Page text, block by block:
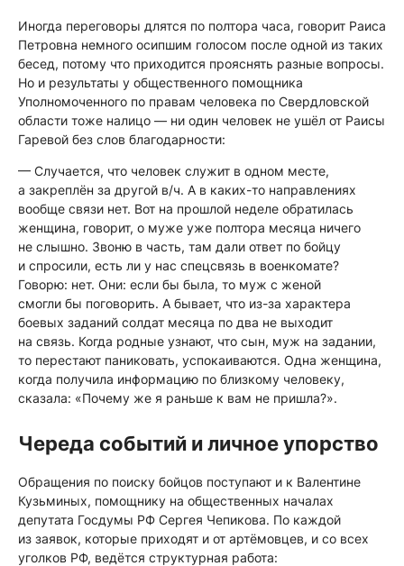
Иногда переговоры длятся по полтора часа, говорит Раиса
Петровна немного осипшим голосом после одной из таких
бесед, потому что приходится прояснять разные вопросы.
Но и результаты у общественного помощника
Уполномоченного по правам человека по Свердловской
области тоже налицо — ни один человек не ушёл от Раисы
Гаревой без слов благодарности:
— Случается, что человек служит в одном месте,
а закреплён за другой в/ч. А в каких-то направлениях
вообще связи нет. Вот на прошлой неделе обратилась
женщина, говорит, о муже уже полтора месяца ничего
не слышно. Звоню в часть, там дали ответ по бойцу
и спросили, есть ли у нас спецсвязь в военкомате?
Говорю: нет. Они: если бы была, то муж с женой
смогли бы поговорить. А бывает, что из-за характера
боевых заданий солдат месяца по два не выходит
на связь. Когда родные узнают, что сын, муж на задании,
то перестают паниковать, успокаиваются. Одна женщина,
когда получила информацию по близкому человеку,
сказала: «Почему же я раньше к вам не пришла?».
Череда событий и личное упорство
Обращения по поиску бойцов поступают и к Валентине
Кузьминых, помощнику на общественных началах
депутата Госдумы РФ Сергея Чепикова. По каждой
из заявок, которые приходят и от артёмовцев, и со всех
уголков РФ, ведётся структурная работа: